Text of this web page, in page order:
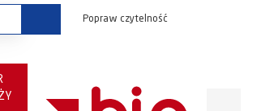
Popraw czytelność